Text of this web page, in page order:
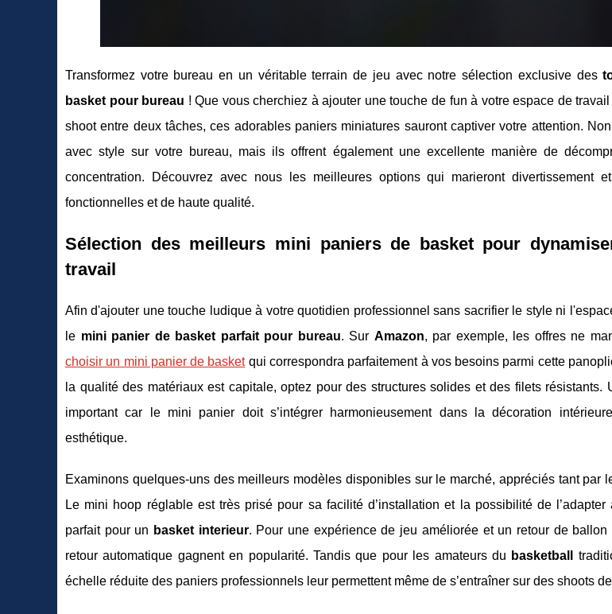
Transformez votre bureau en un véritable terrain de jeu avec notre sélection exclusive des
basket pour bureau ! Que vous cherchiez à ajouter une touche de fun à votre espace de
shoot entre deux tâches, ces adorables paniers miniatures sauront captiver votre attention.
avec style sur votre bureau, mais ils offrent également une excellente manière de
concentration. Découvrez avec nous les meilleures options qui marieront divertissement
fonctionnelles et de haute qualité.
Sélection des meilleurs mini paniers de basketpour
travail
Afin d'ajouter une touche ludique à votre quotidien professionnel sans sacrifier le style ni
le mini panier de basket parfait pour bureau. Sur Amazon, par exemple, les offres ne
choisir un mini panier de basketqui correspondra parfaitement à vos besoins parmi cette
la qualité des matériaux est capitale, optez pour des structures solides et des filets résistants.
important car le mini panier doit s’intégrer harmonieusement dans la décoration
esthétique.
Examinons quelques-uns des meilleurs modèles disponibles sur le marché, appréciés tant par
Le mini hoop réglable est très prisé pour sa facilité d’installation et la possibilité de l’adapter
parfait pour un basket interieur. Pour une expérience de jeu améliorée et un retour de
retour automatique gagnent en popularité. Tandis que pour les amateurs du basketball
échelle réduite des paniers professionnels leur permettent même de s’entraîner sur des shoots